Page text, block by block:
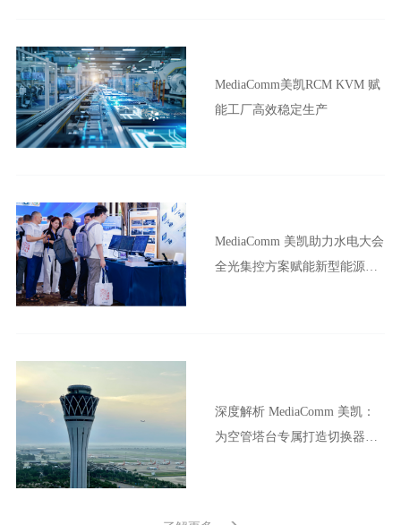
MediaComm美凯RCM KVM 赋
能工厂高效稳定生产
MediaComm 美凯助力水电大会
全光集控方案赋能新型能源体
深度解析 MediaComm 美凯：
为空管塔台专属打造切换器配